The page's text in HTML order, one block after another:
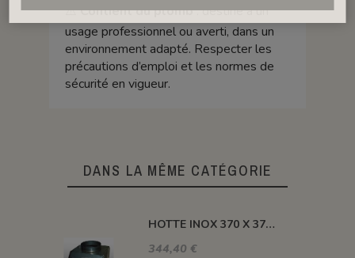
⚠️Contient du plomb: destiné à un
usage professionnel ou averti, dans un
environnement adapté. Respecter les
précautions d’emploi et les normes de
sécurité en vigueur.
DANS LA MÊME CATÉGORIE
HOTTE INOX 370 X 370 X H 410 MM
344,40 €